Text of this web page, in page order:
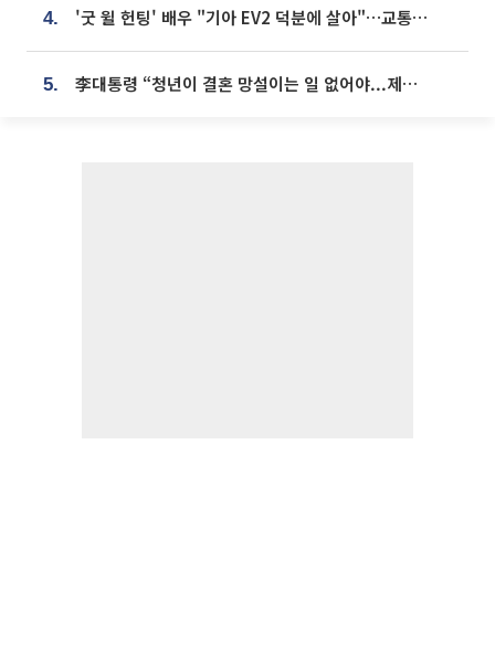
4. '굿 윌 헌팅' 배우 "기아 EV2 덕분에 살아"…교통사고 후 안전성 극찬
5. 李대통령 “청년이 결혼 망설이는 일 없어야...제도상 불이익 조사”